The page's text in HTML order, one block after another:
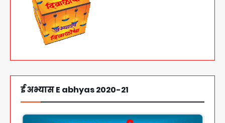
ई अभ्यास E abhyas 2020-21